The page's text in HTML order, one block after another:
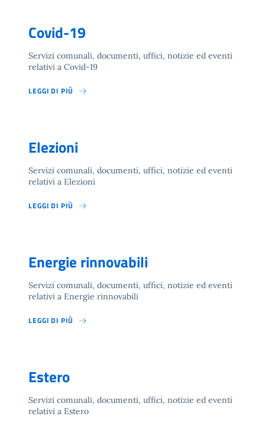
Covid-19
Servizi comunali, documenti, uffici, notizie ed eventi
relativi a Covid-19
LEGGI DI PIÙ
Elezioni
Servizi comunali, documenti, uffici, notizie ed eventi
relativi a Elezioni
LEGGI DI PIÙ
Energie rinnovabili
Servizi comunali, documenti, uffici, notizie ed eventi
relativi a Energie rinnovabili
LEGGI DI PIÙ
Estero
Servizi comunali, documenti, uffici, notizie ed eventi
relativi a Estero